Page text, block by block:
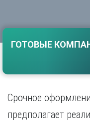
Е
Екатеринбург
И
Ижевск
Иркутск
ГОТОВЫЕ
Срочное
предполагает